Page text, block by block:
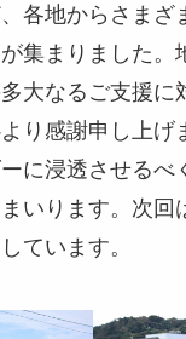
各地からさまざ
集まりました。
大なるご支援に
り感謝申し上げ
に浸透させるべ
いります。次回
ています。